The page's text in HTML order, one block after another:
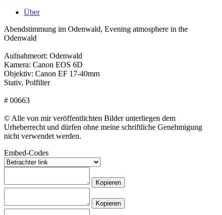
Über
Abendstimmung im Odenwald, Evening atmosphere in the
Odenwald
Aufnahmeort: Odenwald
Kamera: Canon EOS 6D
Objektiv: Canon EF 17-40mm
Stativ, Polfilter
# 00663
© Alle von mir veröffentlichten Bilder unterliegen dem
Urheberrecht und dürfen ohne meine schriftliche Genehmigung
nicht verwendet werden.
Embed-Codes
Kopieren
Kopieren